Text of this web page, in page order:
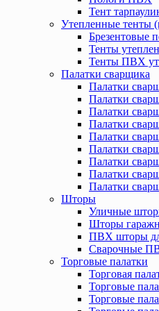
Тент
Утепленные тенты
Брезентовые
Тенты
Тенты ПВХ
Палатки сварщика
Палатки
Палатки
Палатки
Палатки
Палатки
Палатки
Палатки
Палатки
Палатки
Шторы
Уличные
Шторы
ПВХ шторы
Сварочные
Торговые палатки
Торговая
Торговые
Торговые